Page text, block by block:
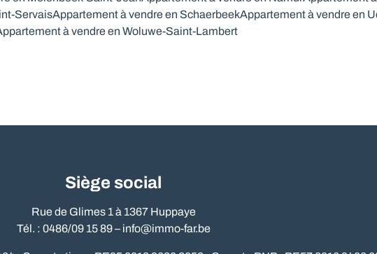
ServaisAppartement à vendre en SchaerbeekAppartement à vendre en
à vendre en Woluwe-Saint-Lambert
Siège social
Rue de Glimes 1 à 1367 Huppaye
Tél. : 0486/09 15 89 –info@immo-far.be